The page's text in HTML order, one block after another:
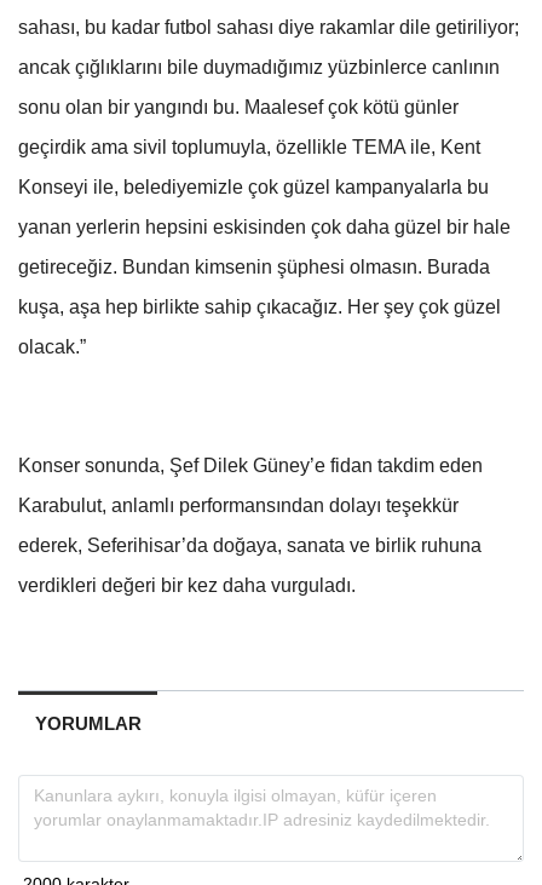
sahası, bu kadar futbol sahası diye rakamlar dile getiriliyor;
ancak çığlıklarını bile duymadığımız yüzbinlerce canlının
sonu olan bir yangındı bu. Maalesef çok kötü günler
geçirdik ama sivil toplumuyla, özellikle TEMA ile, Kent
Konseyi ile, belediyemizle çok güzel kampanyalarla bu
yanan yerlerin hepsini eskisinden çok daha güzel bir hale
getireceğiz. Bundan kimsenin şüphesi olmasın. Burada
kuşa, aşa hep birlikte sahip çıkacağız. Her şey çok güzel
olacak.”
Konser sonunda, Şef Dilek Güney’e fidan takdim eden
Karabulut, anlamlı performansından dolayı teşekkür
ederek, Seferihisar’da doğaya, sanata ve birlik ruhuna
verdikleri değeri bir kez daha vurguladı.
YORUMLAR